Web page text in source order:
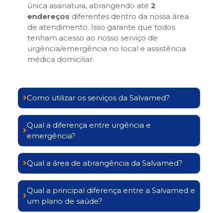
única assinatura, abrangendo até 2
endereços diferentes dentro da nossa área
de atendimento. Isso garante que todos
tenham acesso ao nosso serviço de
urgência/emergência no local e assistência
médica domiciliar.
Como utilizar os serviços da Salvamed?
Qual a diferença entre urgência e
emergência?
Qual a área de abrangência da Salvamed?
Qual a principal diferença entre a Salvamed e
um plano de saúde?